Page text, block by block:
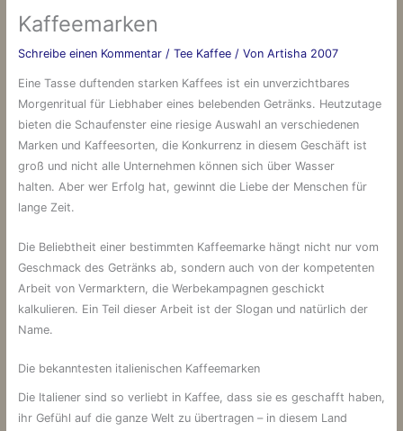
Kaffeemarken
Schreibe einen Kommentar / Tee Kaffee/ Von Artisha 2007
Eine Tasse duftenden starken Kaffees ist ein unverzichtbares
Morgenritual für Liebhaber eines belebenden Getränks. Heutzutage
bieten die Schaufenster eine riesige Auswahl an verschiedenen
Marken und Kaffeesorten, die Konkurrenz in diesem Geschäft ist
groß und nicht alle Unternehmen können sich über Wasser
halten. Aber wer Erfolg hat, gewinnt die Liebe der Menschen für
lange Zeit.
Die Beliebtheit einer bestimmten Kaffeemarke hängt nicht nur vom
Geschmack des Getränks ab, sondern auch von der kompetenten
Arbeit von Vermarktern, die Werbekampagnen geschickt
kalkulieren. Ein Teil dieser Arbeit ist der Slogan und natürlich der
Name.
Die bekanntesten italienischen Kaffeemarken
Die Italiener sind so verliebt in Kaffee, dass sie es geschafft haben,
ihr Gefühl auf die ganze Welt zu übertragen – in diesem Land